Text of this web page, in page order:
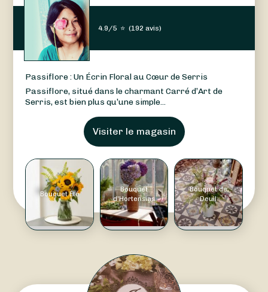
4.9/5 ⭐ (192 avis)
Passiflore : Un Écrin Floral au Cœur de Serris
Passiflore, situé dans le charmant Carré d’Art de
Serris, est bien plus qu’une simple...
Visiter le magasin
Bouquet Été
Bouquet
d'Hortensias
Bouquet de
Deuil